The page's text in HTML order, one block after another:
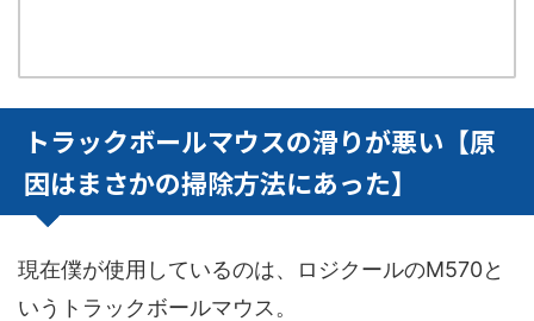
トラックボールマウスの滑りが悪い【原
因はまさかの掃除方法にあった】
現在僕が使用しているのは、ロジクールのM570と
いうトラックボールマウス。